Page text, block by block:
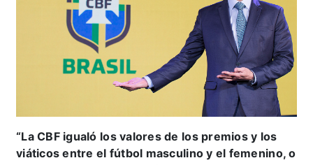
“La CBF igualó los valores de los premios y los
viáticos entre el fútbol masculino y el femenino, o